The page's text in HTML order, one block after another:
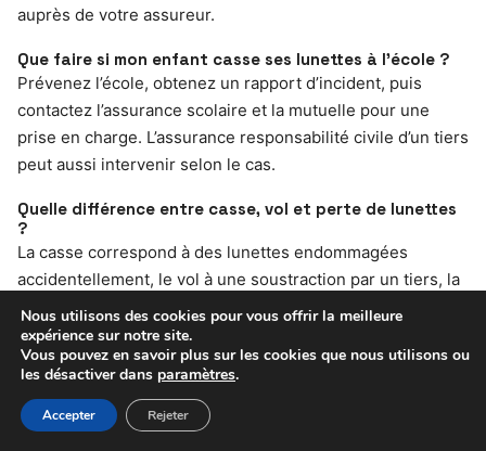
auprès de votre assureur.
Que faire si mon enfant casse ses lunettes à l’école ?
Prévenez l’école, obtenez un rapport d’incident, puis
contactez l’assurance scolaire et la mutuelle pour une
prise en charge. L’assurance responsabilité civile d’un tiers
peut aussi intervenir selon le cas.
Quelle différence entre casse, vol et perte de lunettes
?
La casse correspond à des lunettes endommagées
accidentellement, le vol à une soustraction par un tiers, la
perte à une disparition sans cause identifiée. Les
modalités de couverture diffèrent selon le contrat.
Dois-je fournir une ordonnance à l’opticien pour le
remplacement ?
Oui, une ordonnance médicale est souvent exigée, surtout
Nous utilisons des cookies pour vous offrir la meilleure
expérience sur notre site.
Vous pouvez en savoir plus sur les cookies que nous utilisons ou
les désactiver dans paramètres.
Accepter Rejeter